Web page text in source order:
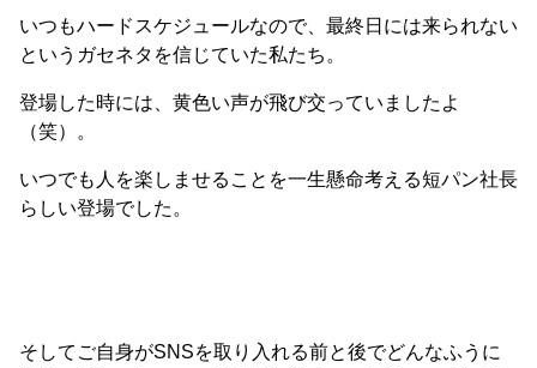
いつもハードスケジュールなので、最終日には来られない
というガセネタを信じていた私たち。
登場した時には、黄色い声が飛び交っていましたよ
（笑）。
いつでも人を楽しませることを一生懸命考える短パン社長
らしい登場でした。
そしてご自身がSNSを取り入れる前と後でどんなふうに